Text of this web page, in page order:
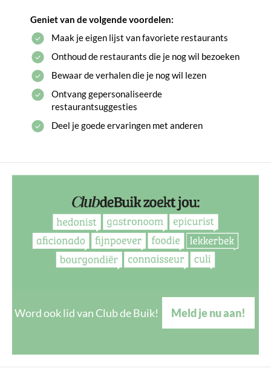
Geniet van de volgende voordelen:
Maak je eigen lijst van favoriete restaurants
Onthoud de restaurants die je nog wil bezoeken
Bewaar de verhalen die je nog wil lezen
Ontvang gepersonaliseerde
restaurantsuggesties
Deel je goede ervaringen met anderen
Word ook lid van Club de Buik! Meld je nu aan!